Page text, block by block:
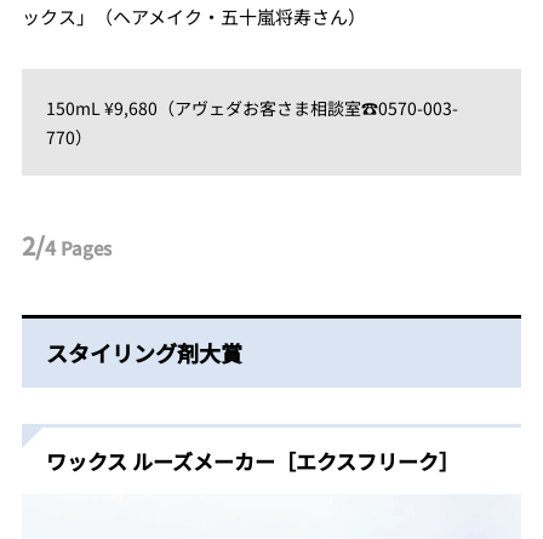
ックス」（ヘアメイク・五十嵐将寿さん）
150mL ¥9,680（アヴェダお客さま相談室☎0570-003-
770）
2/4Pages
スタイリング剤大賞
ワックス ルーズメーカー［エクスフリーク］